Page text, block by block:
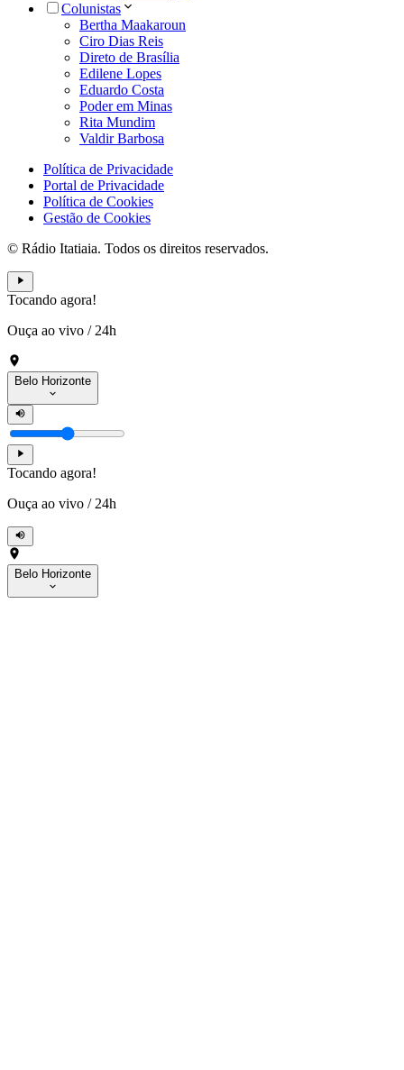
Colunistas
Bertha Maakaroun
Ciro Dias Reis
Direto de Brasília
Edilene Lopes
Eduardo Costa
Poder em Minas
Rita Mundim
Valdir Barbosa
Política de Privacidade
Portal de Privacidade
Política de Cookies
Gestão de Cookies
© Rádio Itatiaia. Todos os direitos reservados.
Tocando agora!
Ouça ao vivo / 24h
Belo Horizonte
Tocando agora!
Ouça ao vivo / 24h
Belo Horizonte